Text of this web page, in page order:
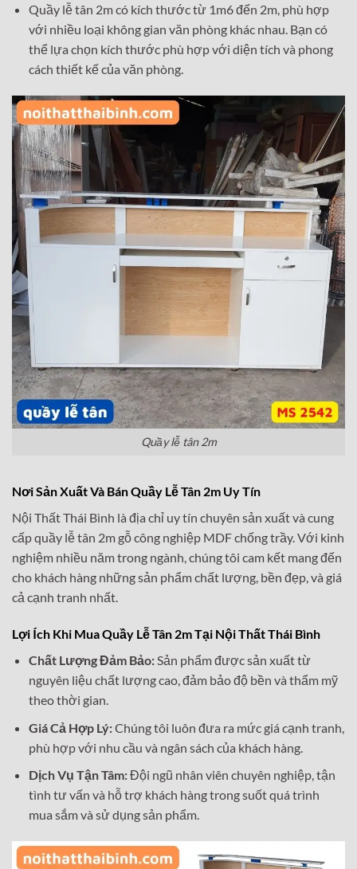
Quầy lễ tân 2m có kích thước từ 1m6 đến 2m, phù hợp
với nhiều loại không gian văn phòng khác nhau. Bạn có
thể lựa chọn kích thước phù hợp với diện tích và phong
cách thiết kế của văn phòng.
Quầy lễ tân 2m
Nơi Sản Xuất Và Bán Quầy Lễ Tân 2m Uy Tín
Nội Thất Thái Bình là địa chỉ uy tín chuyên sản xuất và cung
cấp quầy lễ tân 2m gỗ công nghiệp MDF chống trầy. Với kinh
nghiệm nhiều năm trong ngành, chúng tôi cam kết mang đến
cho khách hàng những sản phẩm chất lượng, bền đẹp, và giá
cả cạnh tranh nhất.
Lợi Ích Khi Mua Quầy Lễ Tân 2m Tại Nội Thất Thái Bình
Chất Lượng Đảm Bảo:Sản phẩm được sản xuất từ
nguyên liệu chất lượng cao, đảm bảo độ bền và thẩm mỹ
theo thời gian.
Giá Cả Hợp Lý:Chúng tôi luôn đưa ra mức giá cạnh tranh,
phù hợp với nhu cầu và ngân sách của khách hàng.
Dịch Vụ Tận Tâm:Đội ngũ nhân viên chuyên nghiệp, tận
tình tư vấn và hỗ trợ khách hàng trong suốt quá trình
mua sắm và sử dụng sản phẩm.